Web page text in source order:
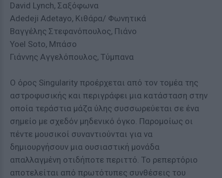
David Lynch, Σαξόφωνα
Adedeji Adetayo, Κιθάρα/ Φωνητικά
Βαγγέλης Στεφανόπουλος, Πιάνο
Yoel Soto, Μπάσο
Γιάννης Αγγελόπουλος, Τύμπανα
Ο όρος Singularity προέρχεται από τον τομέα της
αστροφυσικής και περιγράφει μια κατάσταση στην
οποία τεράστια μάζα ύλης συσσωρεύεται σε ένα
σημείο με σχεδόν μηδενικό όγκο. Παρομοίως οι
πέντε μουσικοί συναντιούνται για να
δημιουργήσουν μια ουσιαστική μονάδα
απαλλαγμένη οτιδήποτε περιττό. Το ρεπερτόριο
αποτελείται από πρωτότυπες συνθέσεις του